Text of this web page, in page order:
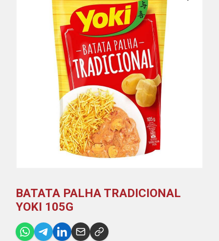
BATATA PALHA TRADICIONAL
YOKI 105G